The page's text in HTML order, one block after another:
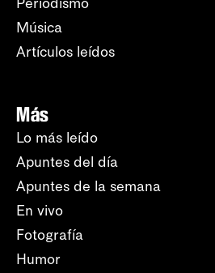
Música
Artículos leídos
Más
Lo más leído
Apuntes del día
Apuntes de la semana
En vivo
Fotografía
Humor